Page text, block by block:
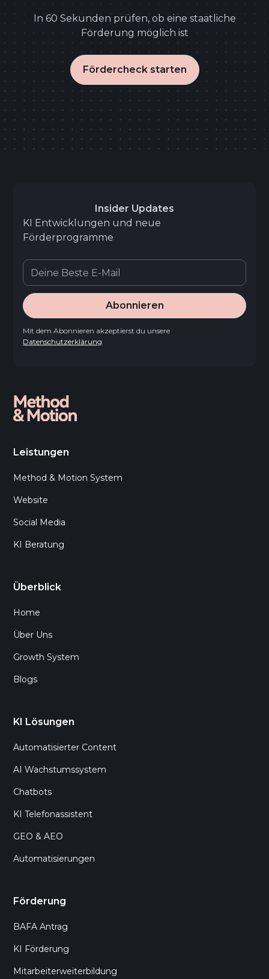
In 60 Sekunden prüfen, ob eine staatliche
Förderung möglich ist
Fördercheck starten
Insider Updates
KI Entwicklungen und neue
Förderprogramme
Abonnieren
Mit dem Abonnieren akzeptierst du unsere
Datenschutzerklärung
Leistungen
Method & Motion System
Website
Social Media
KI Beratung
Überblick
Home
Über Uns
Growth System
Blogs
KI Lösungen
Automatisierter Content
AI Wachstumssystem
Chatbots
KI Telefonassistent
GEO & AEO
Automatisierungen
Förderung
BAFA Antrag
KI Förderung
Mitarbeiterweiterbildung